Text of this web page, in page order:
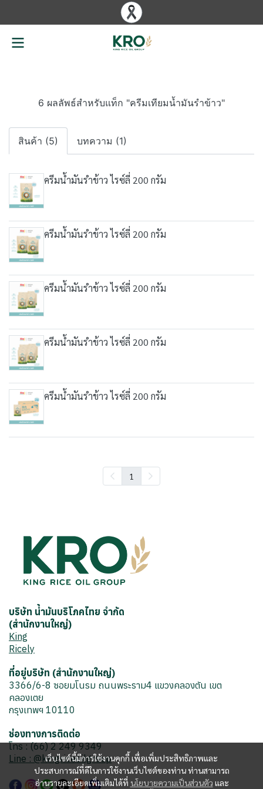
6 ผลลัพธ์สำหรับแท็ก "ครีมเทียมน้ำมันรำข้าว"
สินค้า (5) บทความ (1)
ครีมน้ำมันรำข้าว ไรซ์ลี่ 200 กรัม
ครีมน้ำมันรำข้าว ไรซ์ลี่ 200 กรัม
ครีมน้ำมันรำข้าว ไรซ์ลี่ 200 กรัม
ครีมน้ำมันรำข้าว ไรซ์ลี่ 200 กรัม
ครีมน้ำมันรำข้าว ไรซ์ลี่ 200 กรัม
1
เว็บไซต์นี้มีการใช้งานคุกกี้ เพื่อเพิ่มประสิทธิภาพและ
ประสบการณ์ที่ดีในการใช้งานเว็บไซต์ของท่าน ท่านสามารถ
อ่านรายละเอียดเพิ่มเติมได้ที่ นโยบายความเป็นส่วนตัว และ
บริษัท น้ำมันบริโภคไทย จำกัด
(สำนักงานใหญ่)
King
Ricely
ที่อยู่บริษัท (สำนักงานใหญ่)
3366/6-8 ซอยมโนรม ถนนพระราม4 แขวงคลองตัน เขต
คลองเตย
กรุงเทพฯ 10110
ช่องทางการติดต่อ
โทร : (66) 2 249 9349
Line : @kingriceoilgroup